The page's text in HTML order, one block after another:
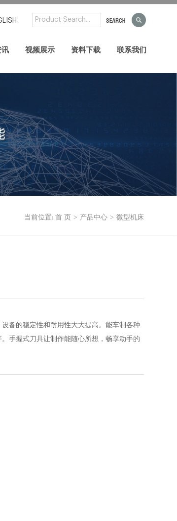
讯 视频展示 资料下载 联系我们
当前位置: 首 页 > 产品中心 > 微型机床
备的稳定性和耐用性大大提高。能车制各种
手握式刀具让制作能随心所想，畅享动手的